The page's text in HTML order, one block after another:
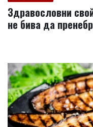
Здравословни
не бива да